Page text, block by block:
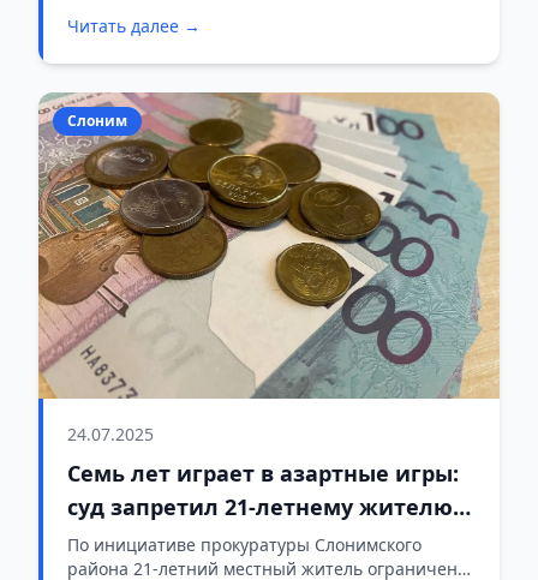
Читать далее →
Слоним
24.07.2025
Семь лет играет в азартные игры:
суд запретил 21-летнему жителю
Слонима ходить в казино
По инициативе прокуратуры Слонимского
района 21-летний местный житель ограничен